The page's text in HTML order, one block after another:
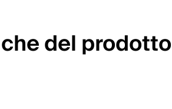
del prodotto